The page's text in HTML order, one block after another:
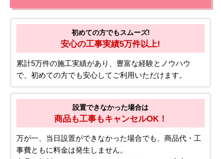
初めての方でもスムーズ!
安心の工事実績5万件以上!
累計5万件の施工実績があり、豊富な経験とノウハウ
で、初めての方でも安心してご利用いただけます。
設置できなかった場合は
商品も工事もキャンセルOK！
万が一、当日設置ができなかった場合でも、商品代・工
事費ともに料金は発生しません。